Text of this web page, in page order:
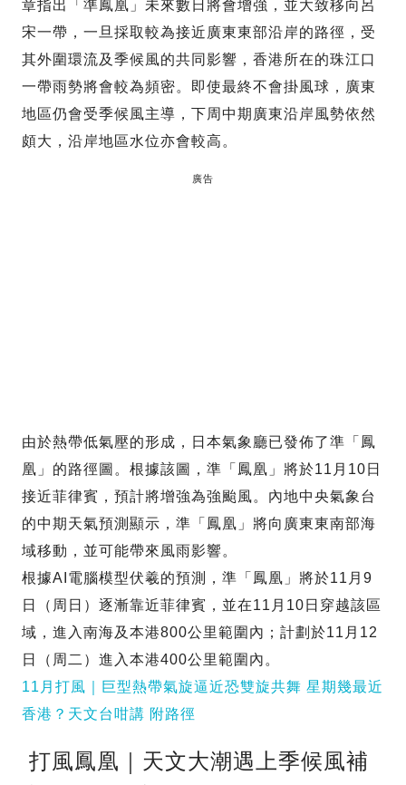
章指出「準鳳凰」未來數日將會增強，並大致移向呂
宋一帶，一旦採取較為接近廣東東部沿岸的路徑，受
其外圍環流及季候風的共同影響，香港所在的珠江口
一帶雨勢將會較為頻密。即使最終不會掛風球，廣東
地區仍會受季候風主導，下周中期廣東沿岸風勢依然
頗大，沿岸地區水位亦會較高。
廣告
由於熱帶低氣壓的形成，日本氣象廳已發佈了準「鳳
凰」的路徑圖。根據該圖，準「鳳凰」將於11月10日
接近菲律賓，預計將增強為強颱風。內地中央氣象台
的中期天氣預測顯示，準「鳳凰」將向廣東東南部海
域移動，並可能帶來風雨影響。
根據AI電腦模型伏羲的預測，準「鳳凰」將於11月9
日（周日）逐漸靠近菲律賓，並在11月10日穿越該區
域，進入南海及本港800公里範圍內；計劃於11月12
日（周二）進入本港400公里範圍內。
11月打風｜巨型熱帶氣旋逼近恐雙旋共舞 星期幾最近
香港？天文台咁講 附路徑
打風鳳凰｜天文大潮遇上季候風補